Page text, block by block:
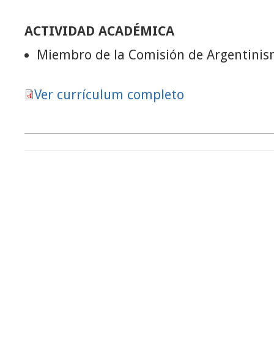
ACTIVIDAD ACADÉMICA
Miembro de la Comisión de
Ver currículum completo